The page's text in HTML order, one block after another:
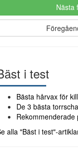
Nästa
i test
Bästa hårvax för
De 3 bästa
Rekommenderade
alla "Bäst i test"-